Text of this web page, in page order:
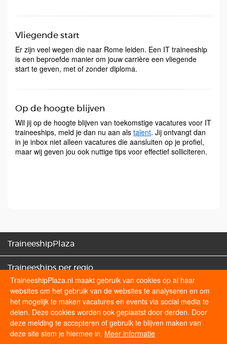
Vliegende start
Er zijn veel wegen die naar Rome leiden. Een IT traineeship
is een beproefde manier om jouw carrière een vliegende
start te geven, met of zonder diploma.
Op de hoogte blijven
Wil jij op de hoogte blijven van toekomstige vacatures voor IT
traineeships, meld je dan nu aan als talent. Jij ontvangt dan
in je inbox niet alleen vacatures die aansluiten op je profiel,
maar wij geven jou ook nuttige tips voor effectief solliciteren.
TraineeshipPlaza
Traineeships per regio
Traineeships categorieën
Sollicitatietips
TraineeshipPlaza.nl maakt gebruik van cookies op al haar
websites om het gebruik van de websites te analyseren en om
het mogelijk te maken vacatures en events via social media te
delen. Deze cookies worden ook geplaatst door derden. Door
deze melding te accepteren of gebruik te blijven maken van
deze site stem je hiermee in. Meer informatie